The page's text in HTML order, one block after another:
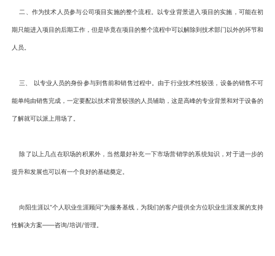
二、作为技术人员参与公司项目实施的整个流程。以专业背景进入项目的实施，可能在初
期只能进入项目的后期工作，但是毕竟在项目的整个流程中可以解除到技术部门以外的环节和
人员。
三、 以专业人员的身份参与到售前和销售过程中。由于行业技术性较强，设备的销售不可
能单纯由销售完成，一定要配以技术背景较强的人员辅助，这是高峰的专业背景和对于设备的
了解就可以派上用场了。
除了以上几点在职场的积累外，当然最好补充一下市场营销学的系统知识，对于进一步的
提升和发展也可以有一个良好的基础奠定。
向阳生涯以“个人职业生涯顾问”为服务基线，为我们的客户提供全方位职业生涯发展的支持
性解决方案——咨询/培训/管理。